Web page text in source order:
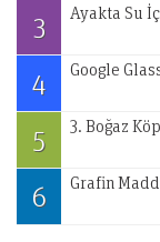
3 Ayakta Su
4 Google
5 3. Boğaz
6 Grafin